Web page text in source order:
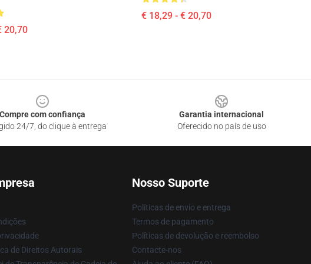
20,70
€ 18,29 - € 20,70
Compre com confiança
24/7, do clique à entrega
Garantia internacional
Oferecido no país de uso
de Direitos Autorais
Nosso Suporte
Políticas de envio e entrega
Termos de pagamento
Políticas de devolução e reembolso
Contacte-nos